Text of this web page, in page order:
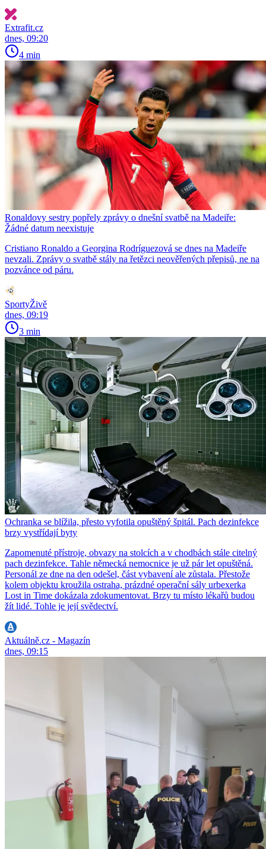
Extrafit.cz
dnes, 09:20
4 min
Ronaldovy sestry popřely zprávy o dnešní svatbě na Madeiře:
Žádné datum neexistuje
Cristiano Ronaldo a Georgina Rodríguezová se dnes na Madeiře
nevzali. Zprávy o svatbě stály na řetězci neověřených přepisů, ne na
pozvánce od páru.
SportyŽivě
dnes, 09:19
3 min
Ochranka se blížila, přesto vyfotila opuštěný špitál. Pach dezinfekce
brzy vystřídají byty
Zapomenuté přístroje, obvazy na stolcích a v chodbách stále citelný
pach dezinfekce. Tahle německá nemocnice je už pár let opuštěná.
Personál ze dne na den odešel, část vybavení ale zůstala. Přestože
kolem objektu kroužila ostraha, prázdné operační sály urbexerka
Lost in Time dokázala zdokumentovat. Brzy tu místo lékařů budou
žít lidé. Tohle je její svědectví.
Aktuálně.cz - Magazín
dnes, 09:15